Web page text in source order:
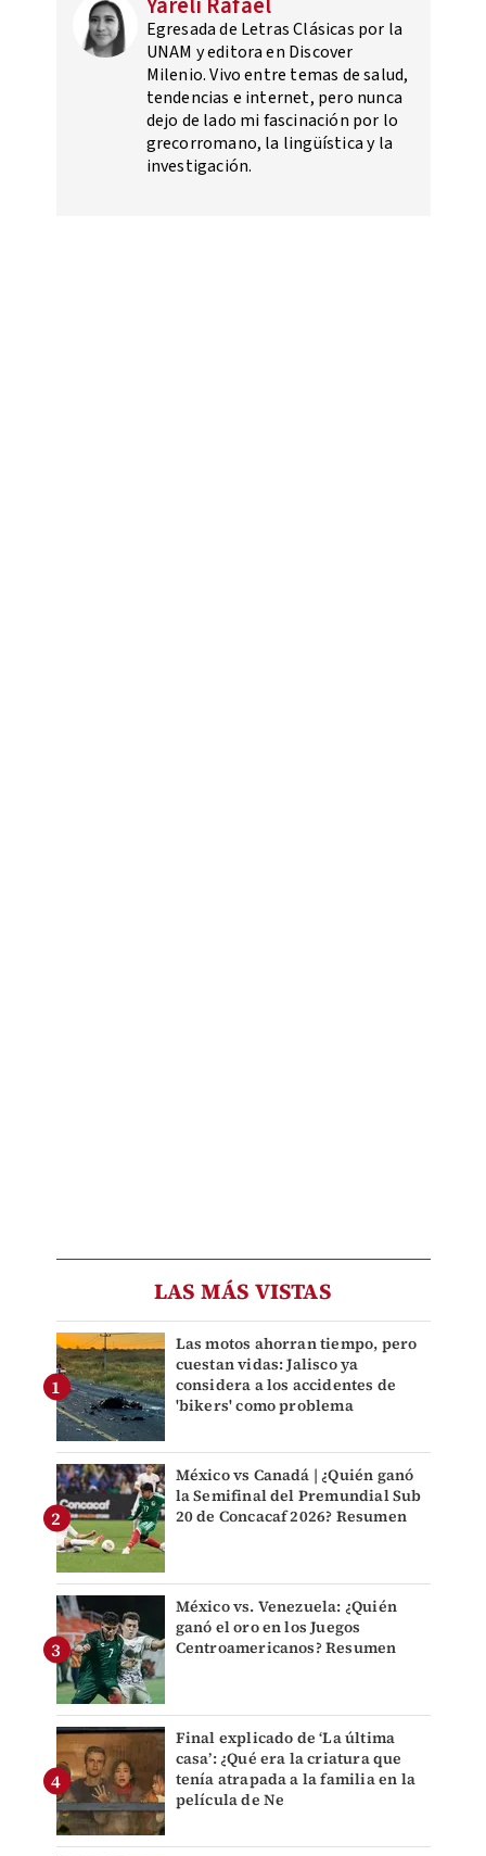
Egresada de Letras Clásicas por la
UNAM y editora en Discover
Milenio. Vivo entre temas de salud,
tendencias e internet, pero nunca
dejo de lado mi fascinación por lo
grecorromano, la lingüística y la
investigación.
LAS MÁS VISTAS
Las motos ahorran tiempo, pero
cuestan vidas: Jalisco ya
considera a los accidentes de
'bikers' como problema
México vs Canadá | ¿Quién ganó
la Semifinal del Premundial Sub
20 de Concacaf 2026? Resumen
México vs. Venezuela: ¿Quién
ganó el oro en los Juegos
Centroamericanos? Resumen
Final explicado de ‘La última
casa’: ¿Qué era la criatura que
tenía atrapada a la familia en la
película de Ne